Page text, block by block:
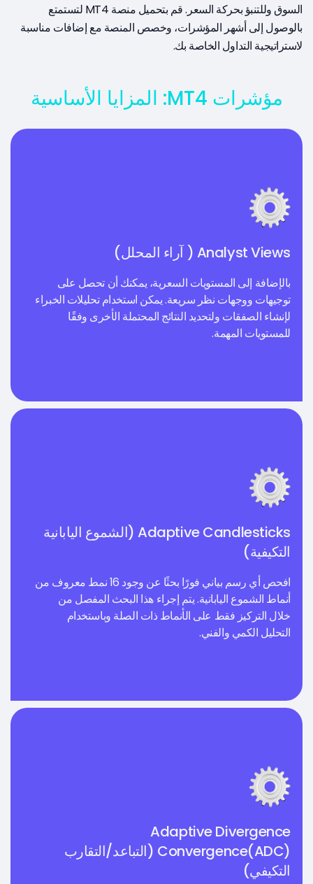
السوق وللتنبؤ بحركة السعر. قم بتحميل منصة MT4 لتستمتع
بالوصول إلى أشهر المؤشرات، وخصص المنصة مع إضافات مناسبة
لاستراتيجية التداول الخاصة بك.
مؤشرات MT4: المزايا الأساسية
Analyst Views ( آراء المحلل)
بالإضافة إلى المستويات السعرية، يمكنك أن تحصل على
توجيهات ووجهات نظر سريعة. يمكن استخدام تحليلات الخبراء
لإنشاء الصفقات ولتحديد النتائج المحتملة الأخرى وفقًا
للمستويات المهمة.
Adaptive Candlesticks (الشموع اليابانية
التكيفية)
افحص أي رسم بياني فورًا بحثًا عن وجود 16 نمط معروف من
أنماط الشموع اليابانية. يتم إجراء هذا البحث المفصل من
خلال التركيز فقط على الأنماط ذات الصلة وباستخدام
التحليل الكمي والفني.
Adaptive Divergence
Convergence(ADC) (التباعد/التقارب
التكيفي)